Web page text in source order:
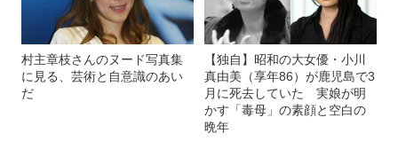
村主章枝さんのヌード写真集
に見る、芸術と自意識のあい
だ
【独自】昭和の大女優・小川
真由美（享年86）が鹿児島で3
月に死去していた 実娘が明
かす「毒母」の素顔と空白の
晩年